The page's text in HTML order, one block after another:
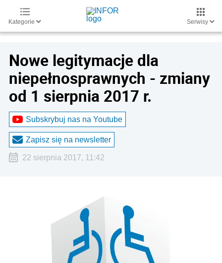
Kategorie Serwisy
Nowe legitymacje dla
niepełnosprawnych - zmiany
od 1 sierpnia 2017 r.
Subskrybuj nas na Youtube
Zapisz się na newsletter
22 sierpnia 2017, 11:42